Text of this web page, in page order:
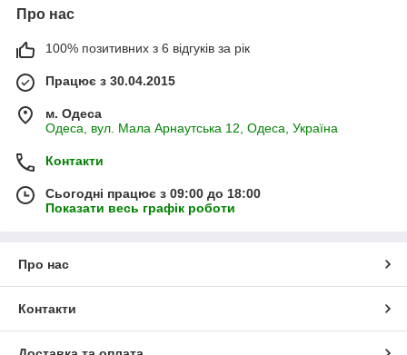
Про нас
100% позитивних з 6 відгуків за рік
Працює з 30.04.2015
м. Одеса
Одеса, вул. Мала Арнаутська 12, Одеса, Україна
Контакти
Сьогодні працює з 09:00 до 18:00
Показати весь графік роботи
Про нас
Контакти